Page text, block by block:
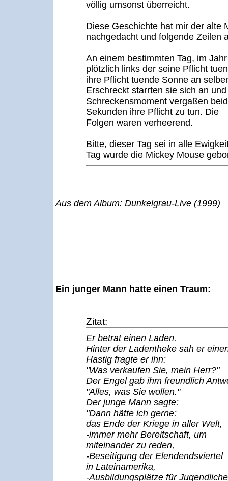
völlig umsonst überreicht.
Diese Geschichte hat mir der alte
nachgedacht und folgende Zeilen
An einem bestimmten Tag, im
plötzlich links der seine Pflicht
ihre Pflicht tuende Sonne an
Erschreckt starrten sie sich an
Schreckensmoment vergaßen
Sekunden ihre Pflicht zu tun. Die
Folgen waren verheerend.
Bitte, dieser Tag sei in alle
Tag wurde die Mickey Mouse
Aus dem Album: Dunkelgrau-Live (1999)
Ein junger Mann hatte einen Traum:
Zitat:
Er betrat einen Laden.
Hinter der Ladentheke sah er
Hastig fragte er ihn:
"Was verkaufen Sie, mein Herr?"
Der Engel gab ihm freundlich
"Alles, was Sie wollen."
Der junge Mann sagte:
"Dann hätte ich gerne:
das Ende der Kriege in aller Welt,
-immer mehr Bereitschaft, um
miteinander zu reden,
-Beseitigung der Elendendsviertel
in Lateinamerika,
-Ausbildungsplätze für